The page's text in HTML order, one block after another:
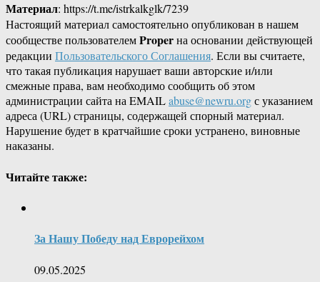
Материал: https://t.me/istrkalkglk/7239
Настоящий материал самостоятельно опубликован в нашем
сообществе пользователемProperна основании действующей
редакции Пользовательского Соглашения. Если вы считаете,
что такая публикация нарушает ваши авторские и/или
смежные права, вам необходимо сообщить об этом
администрации сайта на EMAILabuse@newru.orgс указанием
адреса (URL) страницы, содержащей спорный материал.
Нарушение будет в кратчайшие сроки устранено, виновные
наказаны.
Читайте также:
За Нашу Победу над Еврорейхом
09.05.2025